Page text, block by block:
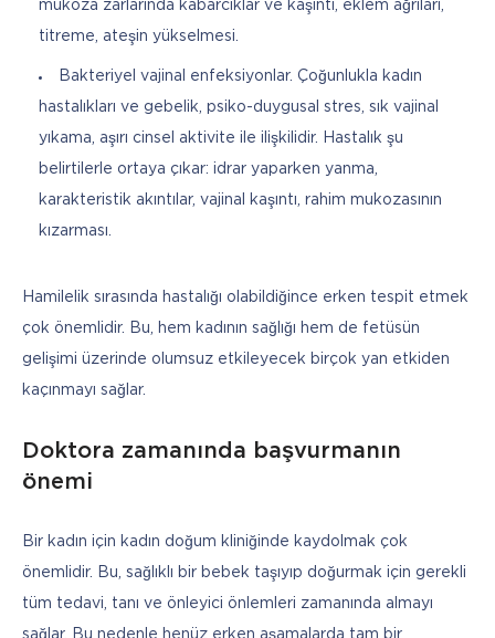
mukoza zarlarında kabarcıklar ve kaşıntı, eklem ağrıları,
titreme, ateşin yükselmesi.
Bakteriyel vajinal enfeksiyonlar. Çoğunlukla kadın
hastalıkları ve gebelik, psiko-duygusal stres, sık vajinal
yıkama, aşırı cinsel aktivite ile ilişkilidir. Hastalık şu
belirtilerle ortaya çıkar: idrar yaparken yanma,
karakteristik akıntılar, vajinal kaşıntı, rahim mukozasının
kızarması.
Hamilelik sırasında hastalığı olabildiğince erken tespit etmek
çok önemlidir. Bu, hem kadının sağlığı hem de fetüsün
gelişimi üzerinde olumsuz etkileyecek birçok yan etkiden
kaçınmayı sağlar.
Doktora zamanında başvurmanın
önemi
Bir kadın için kadın doğum kliniğinde kaydolmak çok
önemlidir. Bu, sağlıklı bir bebek taşıyıp doğurmak için gerekli
tüm tedavi, tanı ve önleyici önlemleri zamanında almayı
sağlar. Bu nedenle henüz erken aşamalarda tam bir